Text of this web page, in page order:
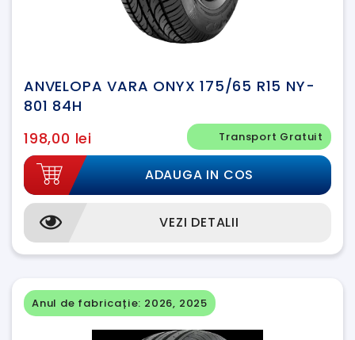
ANVELOPA VARA ONYX 175/65 R15 NY-
801 84H
Transport Gratuit
198,00 lei
ADAUGA IN COS
VEZI DETALII